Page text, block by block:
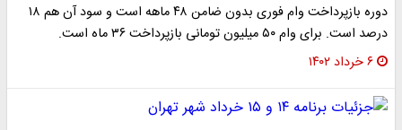
دوره بازپرداخت وام فوری بدون ضامن ۴۸ ماهه است و سود آن هم ۱۸
درصد است. برای وام ۵۰ میلیون تومانی بازپرداخت ۳۶ ماه است.
۶ خرداد ۱۴۰۲